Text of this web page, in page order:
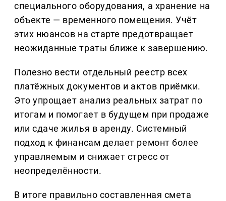
специального оборудования, а хранение на
объекте — временного помещения. Учёт
этих нюансов на старте предотвращает
неожиданные траты ближе к завершению.
Полезно вести отдельный реестр всех
платёжных документов и актов приёмки.
Это упрощает анализ реальных затрат по
итогам и помогает в будущем при продаже
или сдаче жилья в аренду. Системный
подход к финансам делает ремонт более
управляемым и снижает стресс от
неопределённости.
В итоге правильно составленная смета